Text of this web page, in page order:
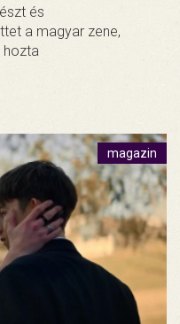
és
a magyar zene,
hozta
magazin